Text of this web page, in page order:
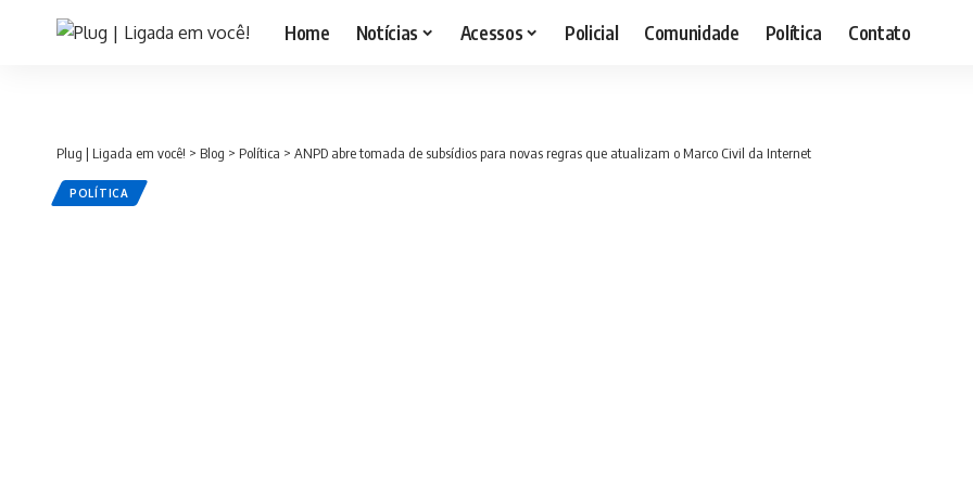
Home Notícias Acessos Policial Comunidade Política Contato
Plug | Ligada em você! > Blog > Política > ANPD abre tomada de subsídios para novas regras que atualizam o Marco Civil da Internet
POLÍTICA